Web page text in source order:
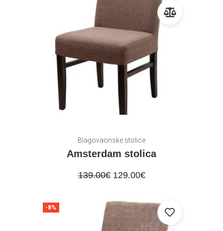
Blagovaonske stolice
Amsterdam stolica
139.00€ 129.00€
-8%